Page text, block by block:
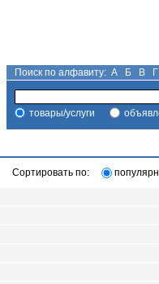
Поиск по алфавиту: А Б В Г
товары/услуги
Сортировать по: